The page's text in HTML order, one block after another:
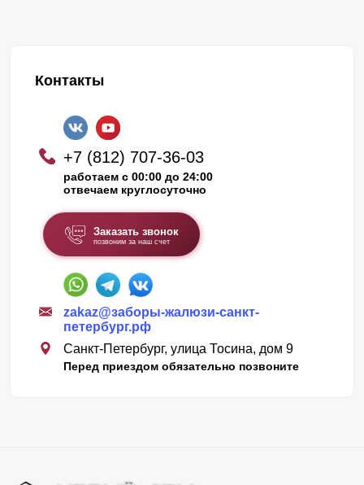
Контакты
+7 (812) 707-36-03
работаем с 00:00 до 24:00
отвечаем круглосуточно
Заказать звонок
позвоним за наш счет
zakaz@заборы-жалюзи-санкт-
петербург.рф
Санкт-Петербург, улица Тосина, дом 9
Перед приездом обязательно позвоните